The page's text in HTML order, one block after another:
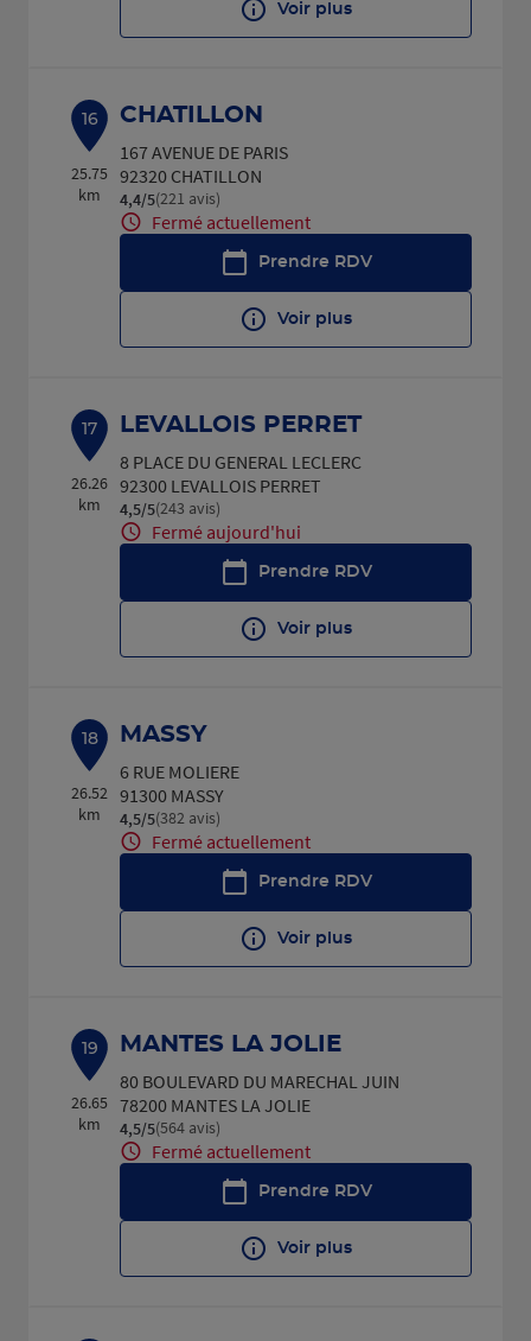
Voir plus
16
25.75
km
CHATILLON
167 AVENUE DE PARIS
92320 CHATILLON
4,4/5Note de 4.4 sur 5
(221 avis)
Fermé actuellement
Prendre RDV
Voir plus
17
26.26
km
LEVALLOIS PERRET
8 PLACE DU GENERAL LECLERC
92300 LEVALLOIS PERRET
4,5/5Note de 4.5 sur 5
(243 avis)
Fermé aujourd'hui
Prendre RDV
Voir plus
18
26.52
km
MASSY
6 RUE MOLIERE
91300 MASSY
4,5/5Note de 4.5 sur 5
(382 avis)
Fermé actuellement
Prendre RDV
Voir plus
19
26.65
km
MANTES LA JOLIE
80 BOULEVARD DU MARECHAL JUIN
78200 MANTES LA JOLIE
4,5/5Note de 4.5 sur 5
(564 avis)
Fermé actuellement
Prendre RDV
Voir plus